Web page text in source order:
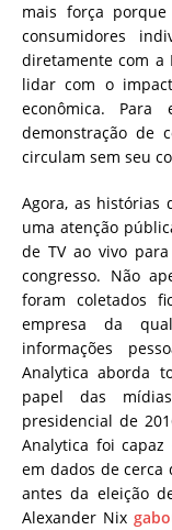
mais força
consumidores
diretamente com a
lidar com o
econômica. Para
demonstração de
circulam sem seu
Agora, as histórias
uma atenção
de TV ao vivo
congresso. Não
foram coletados
empresa da
informações
Analytica aborda
papel das
presidencial de
Analytica foi
em dados de cerca
antes da eleição
Alexander Nix